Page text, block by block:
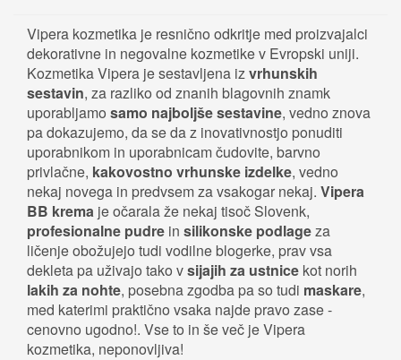
Vipera kozmetika je resnično odkritje med proizvajalci
dekorativne in negovalne kozmetike v Evropski uniji.
Kozmetika Vipera je sestavljena izvrhunskih
sestavin, za razliko od znanih blagovnih znamk
uporabljamo samo najboljše sestavine, vedno znova
pa dokazujemo, da se da z inovativnostjo ponuditi
uporabnikom in uporabnicam čudovite, barvno
privlačne, kakovostno vrhunske izdelke, vedno
nekaj novega in predvsem za vsakogar nekaj. Vipera
BB krema je očarala že nekaj tisoč Slovenk,
profesionalne pudre in silikonske podlageza
ličenje obožujejo tudi vodilne blogerke, prav vsa
dekleta pa uživajo tako vsijajih za ustnice kot norih
lakih za nohte, posebna zgodba pa so tudi maskare,
med katerimi praktično vsaka najde pravo zase -
cenovno ugodno!. Vse to in še več je Vipera
kozmetika, neponovljiva!